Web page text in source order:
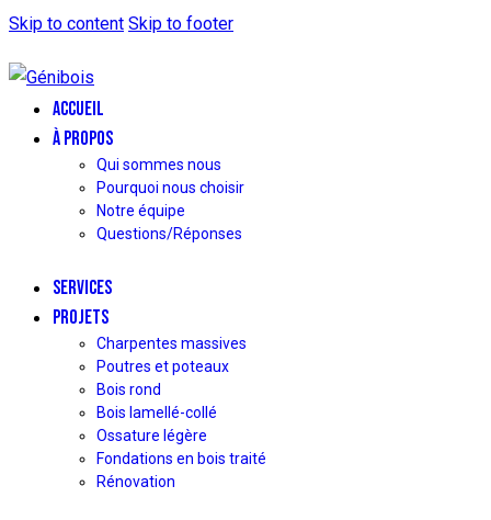
Skip to content Skip to footer
ACCUEIL
À PROPOS
Qui sommes nous
Pourquoi nous choisir
Notre équipe
Questions/Réponses
SERVICES
PROJETS
Charpentes massives
Poutres et poteaux
Bois rond
Bois lamellé-collé
Ossature légère
Fondations en bois traité
Rénovation